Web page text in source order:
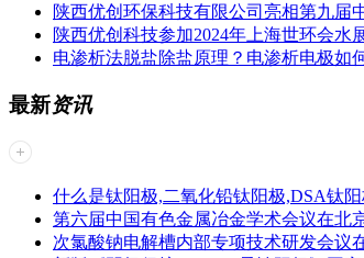
陕西优创环保科技有限公司亮相第九届
陕西优创科技参加2024年上海世环会水
电渗析法脱盐除盐原理？电渗析电极如
最新资讯
什么是钛阳极,二氧化铅钛阳极,DSA钛
第六届中国有色金属冶金学术会议在北
次氯酸钠电解槽内部专项技术研发会议